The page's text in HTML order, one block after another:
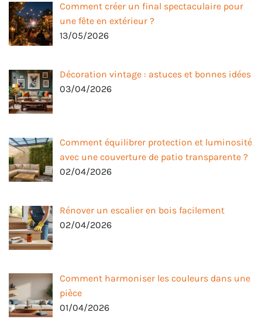
Comment créer un final spectaculaire pour
une fête en extérieur ?
13/05/2026
Décoration vintage : astuces et bonnes idées
03/04/2026
Comment équilibrer protection et luminosité
avec une couverture de patio transparente ?
02/04/2026
Rénover un escalier en bois facilement
02/04/2026
Comment harmoniser les couleurs dans une
pièce
01/04/2026